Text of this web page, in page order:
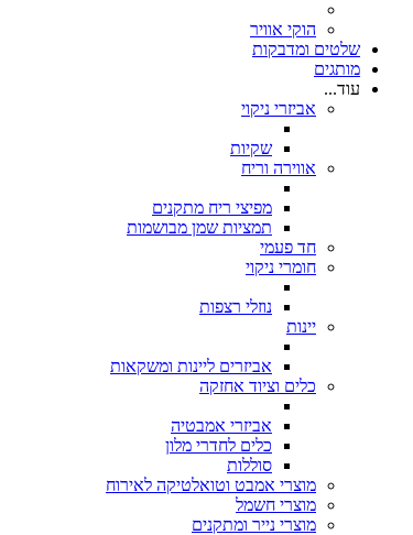
הוקי אוויר
שלטים ומדבקות
מותגים
עוד...
אביזרי ניקוי
שקיות
אווירה וריח
מפיצי ריח מתקנים
תמציות שמן מבושמות
חד פעמי
חומרי ניקוי
נוזלי רצפות
יינות
אביזרים ליינות ומשקאות
כלים וציוד אחזקה
אביזרי אמבטיה
כלים לחדרי מלון
סוללות
מוצרי אמבט וטואלטיקה לאירוח
מוצרי חשמל
מוצרי נייר ומתקנים